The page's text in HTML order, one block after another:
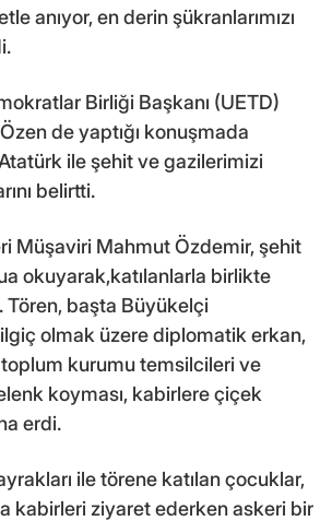
anıyor, en derin şükranlarımızı
Birliği Başkanı (UETD)
de yaptığı konuşmada
ile şehit ve gazilerimizi
belirtti.
Müşaviri Mahmut Özdemir, şehit
okuyarak,katılanlarla birlikte
Tören, başta Büyükelçi
olmak üzere diplomatik erkan,
kurumu temsilcileri ve
koyması, kabirlere çiçek
erdi.
ile törene katılan çocuklar,
kabirleri ziyaret ederken askeri bir